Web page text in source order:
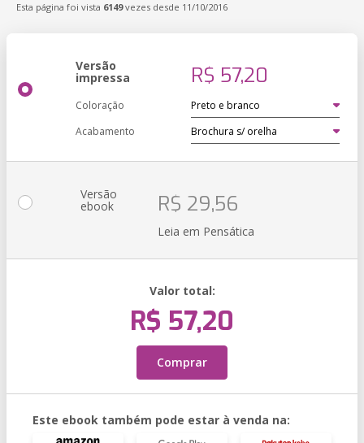
Esta página foi vista 6149vezes desde 11/10/2016
Versão
impressa R$ 57,20
Coloração
Acabamento
Versão
ebook R$ 29,56
Leia em Pensática
Valor total:
R$ 57,20
Comprar
Este ebook também pode estar à venda na: